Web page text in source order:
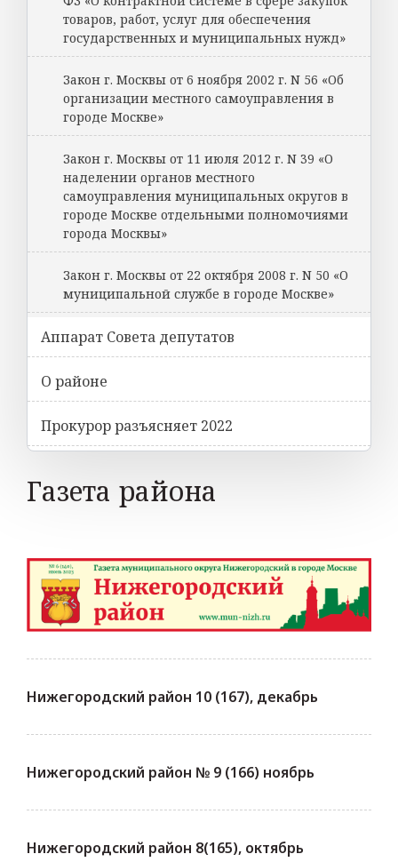
товаров, работ, услуг для обеспечения
государственных и муниципальных нужд»
Закон г. Москвы от 6 ноября 2002 г. N 56 «Об
организации местного самоуправления в
городе Москве»
Закон г. Москвы от 11 июля 2012 г. N 39 «О
наделении органов местного
самоуправления муниципальных округов в
городе Москве отдельными полномочиями
города Москвы»
Закон г. Москвы от 22 октября 2008 г. N 50 «О
муниципальной службе в городе Москве»
Аппарат Совета депутатов
О районе
Прокурор разъясняет 2022
Газета района
Нижегородский район 10 (167), декабрь
Нижегородский район № 9 (166) ноябрь
Нижегородский район 8(165), октябрь